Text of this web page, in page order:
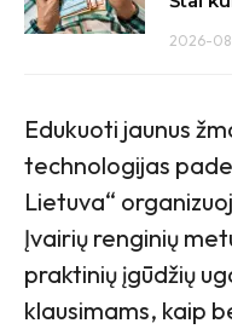
2026-
Edukuoti jaunus
technologijas
Lietuva“
Įvairių renginių
praktinių įgūdžių
klausimams, kaip